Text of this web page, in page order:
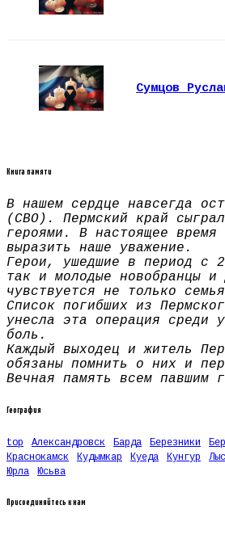
Сумцов
Книга памяти
В нашем сердце навсегда
(СВО). Пермский край
героями. В настоящее
выразить наше уважение.
Герои, ушедшие в период с
так и молодые новобранцы
чувствуется не только
Список погибших из
унесла эта операция среди
боль.
Каждый выходец и житель
обязаны помнить о них и
Вечная память всем павшим
География
top Александровск Барда Березники
Краснокамск
Кудымкар Куеда Кунгур
Юрла
Юсьва
Присоединяйтесь к нам